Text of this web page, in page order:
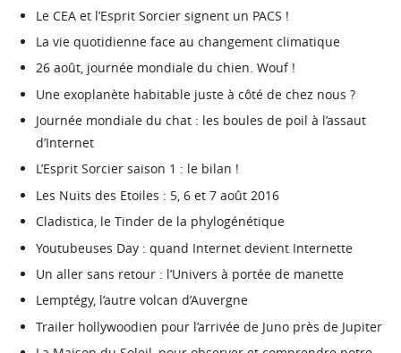
Le CEA et l’Esprit Sorcier signent un PACS !
La vie quotidienne face au changement climatique
26 août, journée mondiale du chien. Wouf !
Une exoplanète habitable juste à côté de chez nous ?
Journée mondiale du chat : les boules de poil à l’assaut
d’Internet
L’Esprit Sorcier saison 1 : le bilan !
Les Nuits des Etoiles : 5, 6 et 7 août 2016
Cladistica, le Tinder de la phylogénétique
Youtubeuses Day : quand Internet devient Internette
Un aller sans retour : l’Univers à portée de manette
Lemptégy, l’autre volcan d’Auvergne
Trailer hollywoodien pour l’arrivée de Juno près de Jupiter